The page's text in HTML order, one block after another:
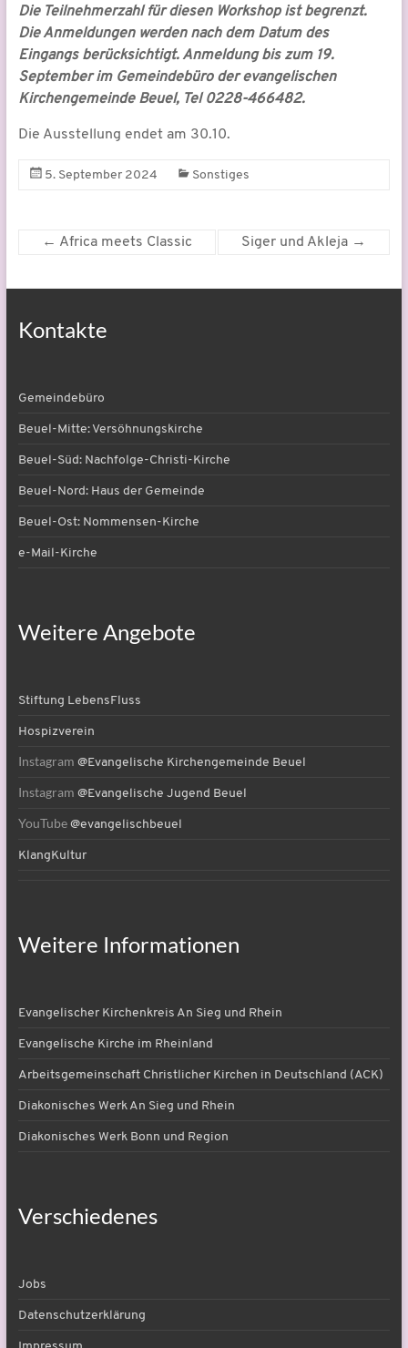
Die Teilnehmerzahl für diesen Workshop ist begrenzt.
Die Anmeldungen werden nach dem Datum des
Eingangs berücksichtigt. Anmeldung bis zum 19.
September im Gemeindebüro der evangelischen
Kirchengemeinde Beuel, Tel 0228-466482.
Die Ausstellung endet am 30.10.
5. September 2024 Sonstiges
← Africa meets Classic Siger und Akleja →
Kontakte
Gemeindebüro
Beuel-Mitte: Versöhnungskirche
Beuel-Süd: Nachfolge-Christi-Kirche
Beuel-Nord: Haus der Gemeinde
Beuel-Ost: Nommensen-Kirche
e-Mail-Kirche
Weitere Angebote
Stiftung LebensFluss
Hospizverein
Instagram @Evangelische Kirchengemeinde Beuel
Instagram @Evangelische Jugend Beuel
YouTube @evangelischbeuel
KlangKultur
Weitere Informationen
Evangelischer Kirchenkreis An Sieg und Rhein
Evangelische Kirche im Rheinland
Arbeitsgemeinschaft Christlicher Kirchen in Deutschland (ACK)
Diakonisches Werk An Sieg und Rhein
Diakonisches Werk Bonn und Region
Verschiedenes
Jobs
Datenschutzerklärung